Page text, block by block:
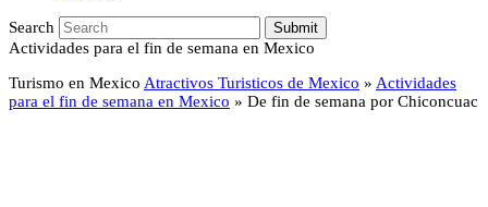
Search Submit
Actividades para el fin de semana en Mexico
Turismo en Mexico Atractivos Turisticos de Mexico » Actividades
para el fin de semana en Mexico » De fin de semana por Chiconcuac